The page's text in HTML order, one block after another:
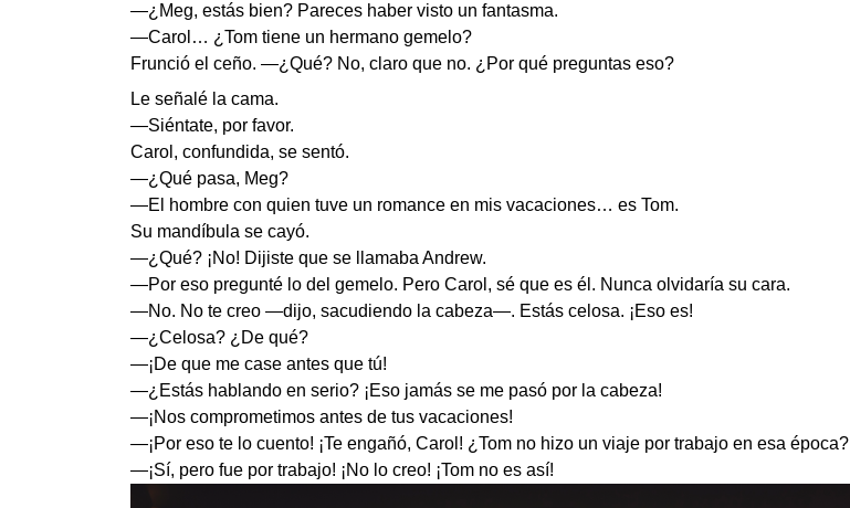
—¿Meg, estás bien? Pareces haber visto un fantasma.
—Carol… ¿Tom tiene un hermano gemelo?
Frunció el ceño. —¿Qué? No, claro que no. ¿Por qué preguntas eso?
Le señalé la cama.
—Siéntate, por favor.
Carol, confundida, se sentó.
—¿Qué pasa, Meg?
—El hombre con quien tuve un romance en mis vacaciones… es Tom.
Su mandíbula se cayó.
—¿Qué? ¡No! Dijiste que se llamaba Andrew.
—Por eso pregunté lo del gemelo. Pero Carol, sé que es él. Nunca olvidaría su cara.
—No. No te creo —dijo, sacudiendo la cabeza—. Estás celosa. ¡Eso es!
—¿Celosa? ¿De qué?
—¡De que me case antes que tú!
—¿Estás hablando en serio? ¡Eso jamás se me pasó por la cabeza!
—¡Nos comprometimos antes de tus vacaciones!
—¡Por eso te lo cuento! ¡Te engañó, Carol! ¿Tom no hizo un viaje por trabajo en esa época?
—¡Sí, pero fue por trabajo! ¡No lo creo! ¡Tom no es así!